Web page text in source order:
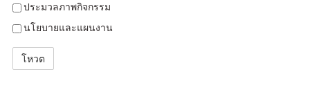
ประมวลภาพกิจกรรม
นโยบายและแผนงาน